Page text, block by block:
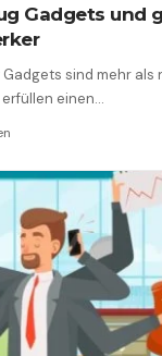
Gadgets und
sind mehr als
einen…